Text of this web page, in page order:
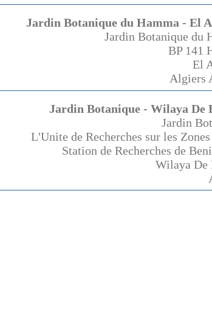
Jardin Botanique du Hamma - El
Jardin Botanique du
BP 141
El
Algiers
Jardin Botanique - Wilaya De
Jardin
L'Unite de Recherches sur les
Station de Recherches de
Wilaya De